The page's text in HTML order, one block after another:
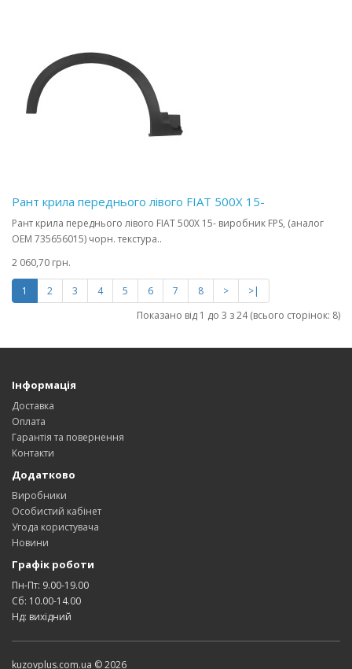
Рант крила переднього лівого FIAT 500X 15-
Рант крила переднього лівого FIAT 500X 15- виробник FPS, (аналог
OEM 735656015) чорн. текстура..
2 060,70 грн.
1 2 3 4 5 6 7 8 >
>|
Показано від 1 до 3 з 24 (всього сторінок: 8)
Інформація
Доставка
Оплата
Гарантія та повернення
Контакти
Додатково
Виробники
Особистий кабінет
Угода користувача
Новини
Графік роботи
Пн-Пт: 9.00-19.00
Сб: 10.00-14.00
Нд: вихідний
kuzovplus.com.ua © 2026